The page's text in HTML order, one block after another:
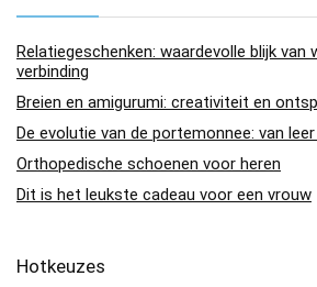
Relatiegeschenken: waardevolle blijk van
verbinding
Breien en amigurumi: creativiteit en
De evolutie van de portemonnee: van
Orthopedische schoenen voor heren
Dit is het leukste cadeau voor een vrouw
Hotkeuzes